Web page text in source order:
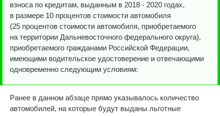
взноса по кредитам, выданным в 2018 - 2020 годах,
в размере 10 процентов стоимости автомобиля
(25 процентов стоимости автомобиля, приобретаемого
на территории Дальневосточного федерального округа),
приобретаемого гражданами Российской Федерации,
имеющими водительское удостоверение и отвечающими
одновременно следующим условиям:
Ранее в данном абзаце прямо указывалось количество
автомобилей, на которые будут выданы льготные